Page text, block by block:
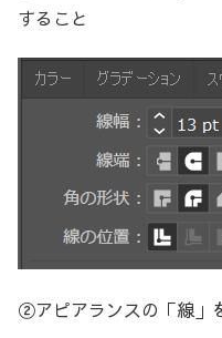
すること
②アピアランスの「線」